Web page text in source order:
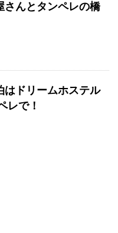
さんとタンペレの橋
はドリームホステル
レで！